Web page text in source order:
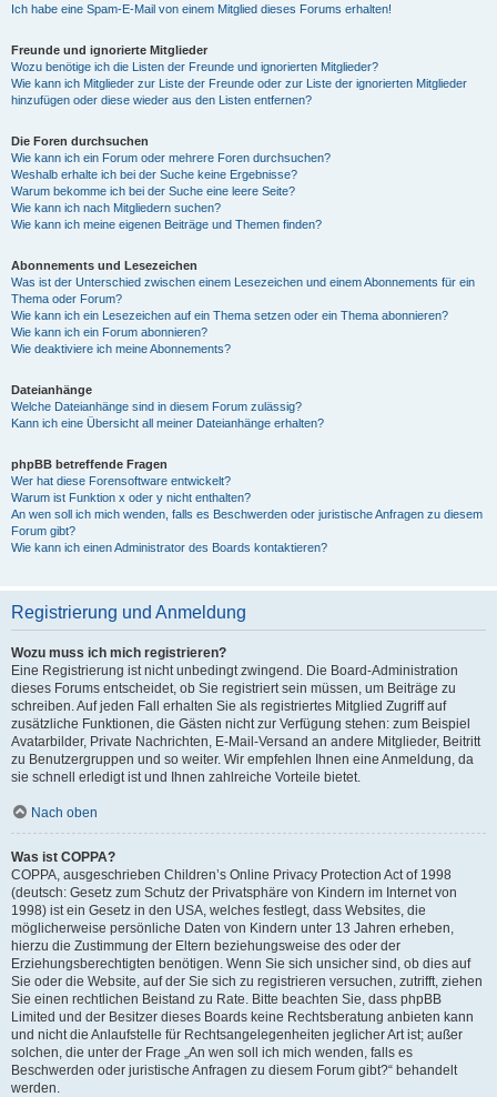
Ich habe eine Spam-E-Mail von einem Mitglied dieses Forums erhalten!
Freunde und ignorierte Mitglieder
Wozu benötige ich die Listen der Freunde und ignorierten Mitglieder?
Wie kann ich Mitglieder zur Liste der Freunde oder zur Liste der ignorierten Mitglieder
hinzufügen oder diese wieder aus den Listen entfernen?
Die Foren durchsuchen
Wie kann ich ein Forum oder mehrere Foren durchsuchen?
Weshalb erhalte ich bei der Suche keine Ergebnisse?
Warum bekomme ich bei der Suche eine leere Seite?
Wie kann ich nach Mitgliedern suchen?
Wie kann ich meine eigenen Beiträge und Themen finden?
Abonnements und Lesezeichen
Was ist der Unterschied zwischen einem Lesezeichen und einem Abonnements für ein
Thema oder Forum?
Wie kann ich ein Lesezeichen auf ein Thema setzen oder ein Thema abonnieren?
Wie kann ich ein Forum abonnieren?
Wie deaktiviere ich meine Abonnements?
Dateianhänge
Welche Dateianhänge sind in diesem Forum zulässig?
Kann ich eine Übersicht all meiner Dateianhänge erhalten?
phpBB betreffende Fragen
Wer hat diese Forensoftware entwickelt?
Warum ist Funktion x oder y nicht enthalten?
An wen soll ich mich wenden, falls es Beschwerden oder juristische Anfragen zu diesem
Forum gibt?
Wie kann ich einen Administrator des Boards kontaktieren?
Registrierung und Anmeldung
Wozu muss ich mich registrieren?
Eine Registrierung ist nicht unbedingt zwingend. Die Board-Administration
dieses Forums entscheidet, ob Sie registriert sein müssen, um Beiträge zu
schreiben. Auf jeden Fall erhalten Sie als registriertes Mitglied Zugriff auf
zusätzliche Funktionen, die Gästen nicht zur Verfügung stehen: zum Beispiel
Avatarbilder, Private Nachrichten, E-Mail-Versand an andere Mitglieder, Beitritt
zu Benutzergruppen und so weiter. Wir empfehlen Ihnen eine Anmeldung, da
sie schnell erledigt ist und Ihnen zahlreiche Vorteile bietet.
Nach oben
Was ist COPPA?
COPPA, ausgeschrieben Children’s Online Privacy Protection Act of 1998
(deutsch: Gesetz zum Schutz der Privatsphäre von Kindern im Internet von
1998) ist ein Gesetz in den USA, welches festlegt, dass Websites, die
möglicherweise persönliche Daten von Kindern unter 13 Jahren erheben,
hierzu die Zustimmung der Eltern beziehungsweise des oder der
Erziehungsberechtigten benötigen. Wenn Sie sich unsicher sind, ob dies auf
Sie oder die Website, auf der Sie sich zu registrieren versuchen, zutrifft, ziehen
Sie einen rechtlichen Beistand zu Rate. Bitte beachten Sie, dass phpBB
Limited und der Besitzer dieses Boards keine Rechtsberatung anbieten kann
und nicht die Anlaufstelle für Rechtsangelegenheiten jeglicher Art ist; außer
solchen, die unter der Frage „An wen soll ich mich wenden, falls es
Beschwerden oder juristische Anfragen zu diesem Forum gibt?“ behandelt
werden.